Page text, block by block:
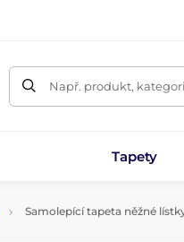
Např. produkt,
Tapety
Samolepící tapeta něžné